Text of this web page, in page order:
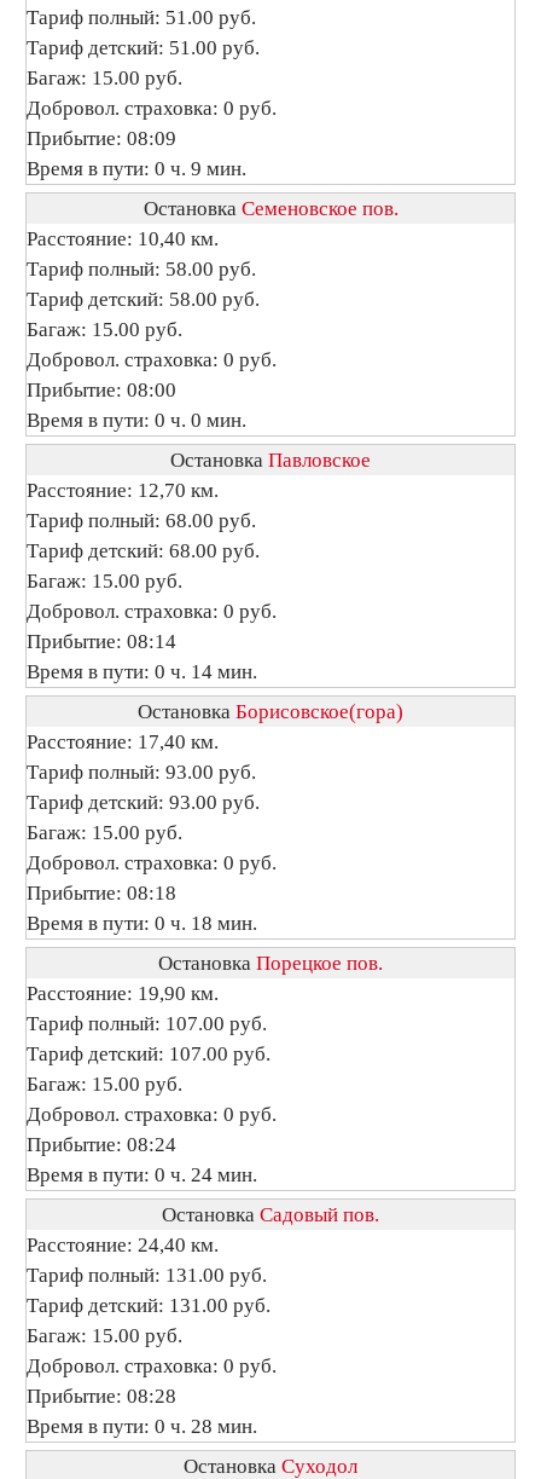
Тариф полный: 51.00 руб.
Тариф детский: 51.00 руб.
Багаж: 15.00 руб.
Добровол. страховка: 0 руб.
Прибытие: 08:09
Время в пути: 0 ч. 9 мин.
Остановка Семеновское пов.
Расстояние: 10,40 км.
Тариф полный: 58.00 руб.
Тариф детский: 58.00 руб.
Багаж: 15.00 руб.
Добровол. страховка: 0 руб.
Прибытие: 08:00
Время в пути: 0 ч. 0 мин.
Остановка Павловское
Расстояние: 12,70 км.
Тариф полный: 68.00 руб.
Тариф детский: 68.00 руб.
Багаж: 15.00 руб.
Добровол. страховка: 0 руб.
Прибытие: 08:14
Время в пути: 0 ч. 14 мин.
Остановка Борисовское(гора)
Расстояние: 17,40 км.
Тариф полный: 93.00 руб.
Тариф детский: 93.00 руб.
Багаж: 15.00 руб.
Добровол. страховка: 0 руб.
Прибытие: 08:18
Время в пути: 0 ч. 18 мин.
Остановка Порецкое пов.
Расстояние: 19,90 км.
Тариф полный: 107.00 руб.
Тариф детский: 107.00 руб.
Багаж: 15.00 руб.
Добровол. страховка: 0 руб.
Прибытие: 08:24
Время в пути: 0 ч. 24 мин.
Остановка Садовый пов.
Расстояние: 24,40 км.
Тариф полный: 131.00 руб.
Тариф детский: 131.00 руб.
Багаж: 15.00 руб.
Добровол. страховка: 0 руб.
Прибытие: 08:28
Время в пути: 0 ч. 28 мин.
Остановка Суходол